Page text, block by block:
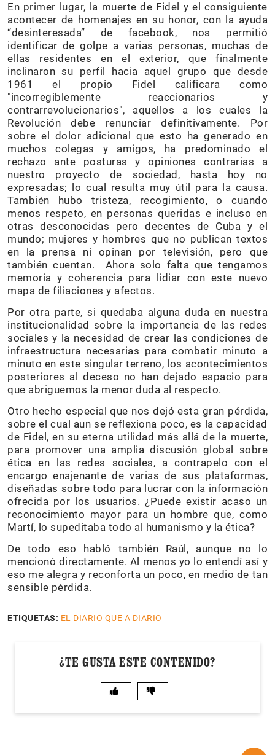
En primer lugar, la muerte de Fidel y el consiguiente
acontecer de homenajes en su honor, con la ayuda
“desinteresada” de facebook, nos permitió
identificar de golpe a varias personas, muchas de
ellas residentes en el exterior, que finalmente
inclinaron su perfil hacia aquel grupo que desde
1961 el propio Fidel calificara como
"incorregiblemente reaccionarios y
contrarrevolucionarios", aquellos a los cuales la
Revolución debe renunciar definitivamente. Por
sobre el dolor adicional que esto ha generado en
muchos colegas y amigos, ha predominado el
rechazo ante posturas y opiniones contrarias a
nuestro proyecto de sociedad, hasta hoy no
expresadas; lo cual resulta muy útil para la causa.
También hubo tristeza, recogimiento, o cuando
menos respeto, en personas queridas e incluso en
otras desconocidas pero decentes de Cuba y el
mundo; mujeres y hombres que no publican textos
en la prensa ni opinan por televisión, pero que
también cuentan. Ahora solo falta que tengamos
memoria y coherencia para lidiar con este nuevo
mapa de filiaciones y afectos.
Por otra parte, si quedaba alguna duda en nuestra
institucionalidad sobre la importancia de las redes
sociales y la necesidad de crear las condiciones de
infraestructura necesarias para combatir minuto a
minuto en este singular terreno, los acontecimientos
posteriores al deceso no han dejado espacio para
que abriguemos la menor duda al respecto.
Otro hecho especial que nos dejó esta gran pérdida,
sobre el cual aun se reflexiona poco, es la capacidad
de Fidel, en su eterna utilidad más allá de la muerte,
para promover una amplia discusión global sobre
ética en las redes sociales, a contrapelo con el
encargo enajenante de varias de sus plataformas,
diseñadas sobre todo para lucrar con la información
ofrecida por los usuarios. ¿Puede existir acaso un
reconocimiento mayor para un hombre que, como
Martí, lo supeditaba todo al humanismo y la ética?
De todo eso habló también Raúl, aunque no lo
mencionó directamente. Al menos yo lo entendí así y
eso me alegra y reconforta un poco, en medio de tan
sensible pérdida.
ETIQUETAS: EL DIARIO QUE A DIARIO
¿TE GUSTA ESTE CONTENIDO?